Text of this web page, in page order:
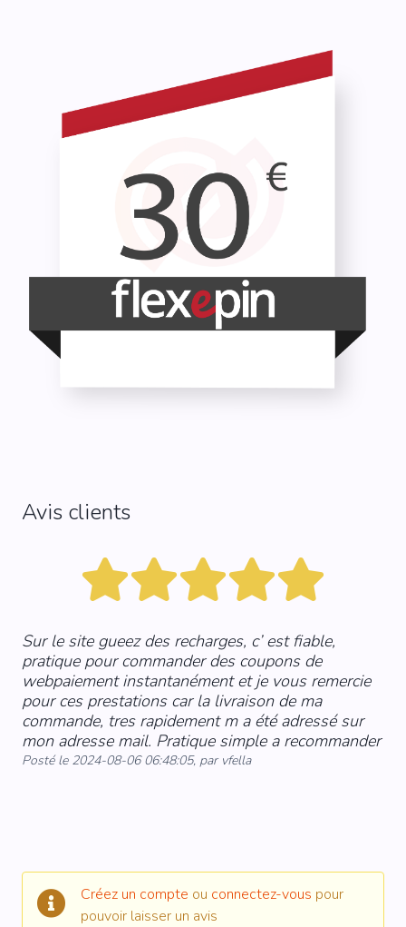
Avis clients
Sur le site gueez des recharges, c’ est fiable,
pratique pour commander des coupons de
webpaiement instantanément et je vous remercie
pour ces prestations car la livraison de ma
commande, tres rapidement m a été adressé sur
mon adresse mail. Pratique simple a recommander
Posté le 2024-08-06 06:48:05, par vfella
Créez un compte ou connectez-vous pour
pouvoir laisser un avis